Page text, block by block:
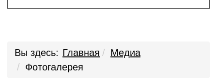
Вы здесь: Главная
Медиа
Фотогалерея